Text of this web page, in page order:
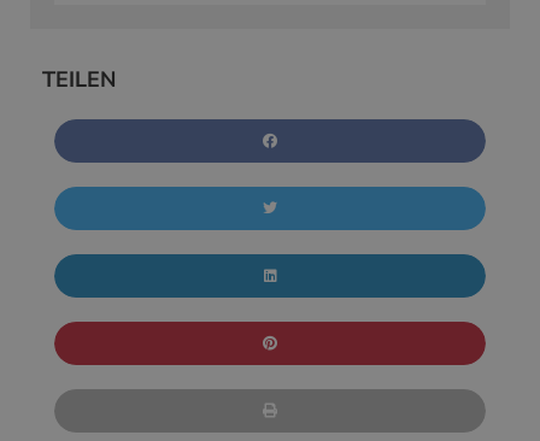
TEILEN